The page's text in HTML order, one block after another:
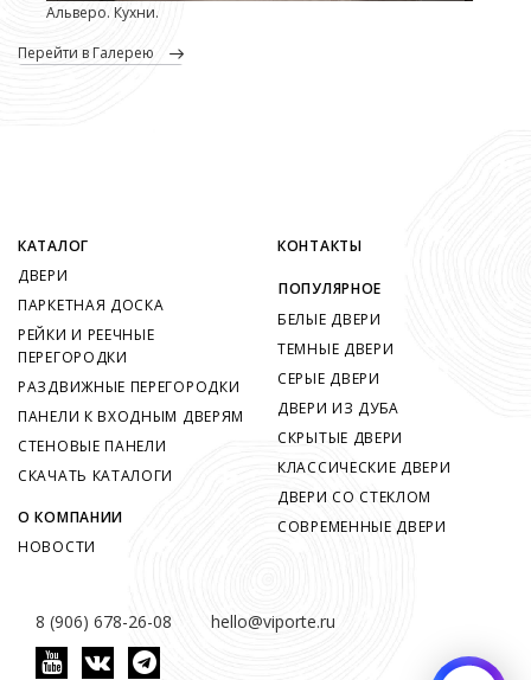
Альверо. Кухни.
перейти в Галерею
8 (906) 678-26-08 hello@viporte.ru
КАТАЛОГ
ДВЕРИ
ПАРКЕТНАЯ ДОСКА
РЕЙКИ И РЕЕЧНЫЕ
ПЕРЕГОРОДКИ
РАЗДВИЖНЫЕ ПЕРЕГОРОДКИ
ПАНЕЛИ К ВХОДНЫМ ДВЕРЯМ
СТЕНОВЫЕ ПАНЕЛИ
СКАЧАТЬ КАТАЛОГИ
О КОМПАНИИ
НОВОСТИ
КОНТАКТЫ
ПОПУЛЯРНОЕ
БЕЛЫЕ ДВЕРИ
ТЕМНЫЕ ДВЕРИ
СЕРЫЕ ДВЕРИ
ДВЕРИ ИЗ ДУБА
СКРЫТЫЕ ДВЕРИ
КЛАССИЧЕСКИЕ ДВЕРИ
ДВЕРИ СО СТЕКЛОМ
СОВРЕМЕННЫЕ ДВЕРИ